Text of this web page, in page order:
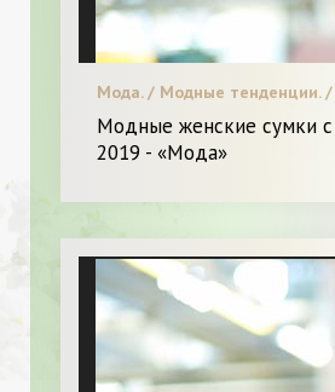
Мода. / Модные тенденции.
Модные женские сумки
2019 - «Мода»